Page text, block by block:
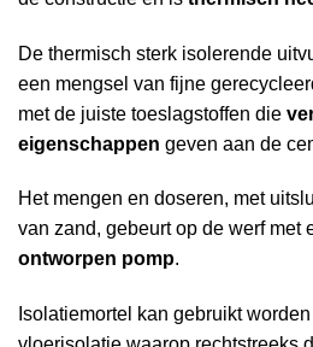
De thermisch sterk isolerende
een mengsel van fijne
met de juiste toeslagstoffen die
eigenschappen geven aan de
Het mengen en doseren, met
van zand, gebeurt op de werf met
ontworpen pomp.
Isolatiemortel kan gebruikt